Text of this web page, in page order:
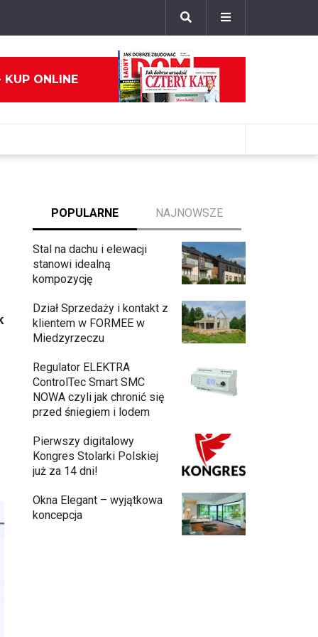
KUP ONLINE
POPULARNE NAJNOWSZE
Stal na dachu i elewacji
stanowi idealną
kompozycję
Dział Sprzedaży i kontakt z
klientem w FORMEE w
Miedzyrzeczu
Regulator ELEKTRA
ControlTec Smart SMC
NOWA czyli jak chronić się
przed śniegiem i lodem
Pierwszy digitalowy
Kongres Stolarki Polskiej
już za 14 dni!
Okna Elegant – wyjątkowa
koncepcja